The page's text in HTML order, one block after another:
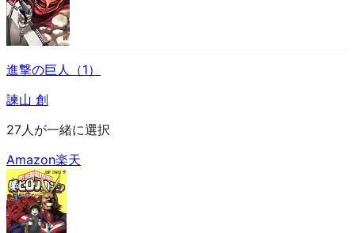
進撃の巨人（1）
諫山 創
27人が一緒に選択
Amazon楽天